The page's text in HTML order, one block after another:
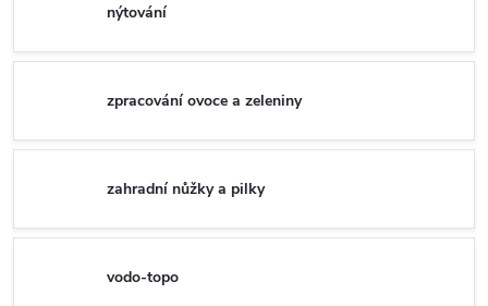
nýtování
zpracování ovoce a zeleniny
zahradní nůžky a pilky
vodo-topo